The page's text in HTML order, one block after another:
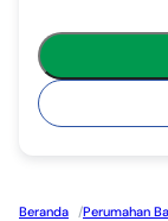
Beranda /Perumahan